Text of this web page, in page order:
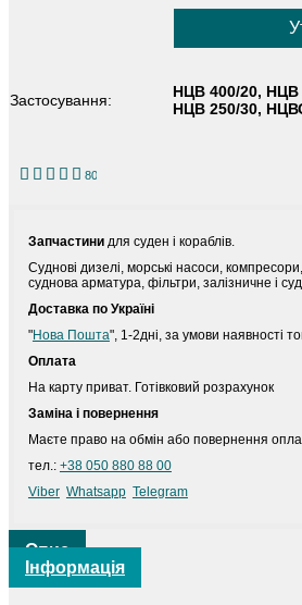
Застосування:
НЦВ 400/20, НЦВ
НЦВ 250/30,
80
12345
Запчастинидля суден і кораблів.
Cуднові дизелі, морські насоси,
суднова арматура, фільтри, залізничне і
Доставка по Україні
"Нова Пошта", 1-2дні, за умови наявності
Оплата
На карту приват. Готівковий розрахунок
Заміна і повернення
Маєте право на обмін або повернення
тел.: +38 050 880 88 00
Viber Whatsapp Telegram
Опис
Інформація